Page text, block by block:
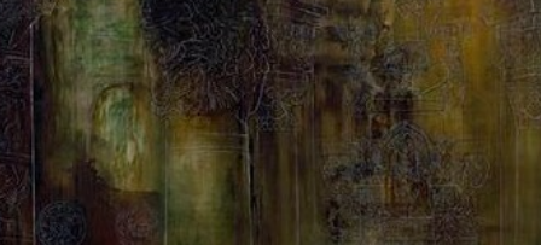
Paul Gauguin foi
um dos principais
expoentes do
movimento, com